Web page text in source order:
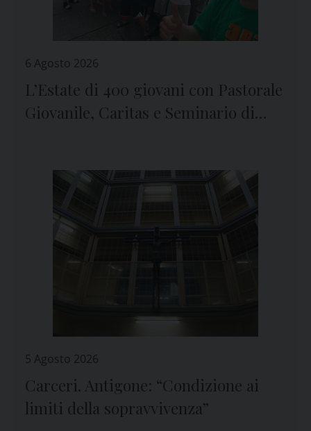
6 Agosto 2026
L’Estate di 400 giovani con Pastorale
Giovanile, Caritas e Seminario di
5 Agosto 2026
Carceri. Antigone: “Condizione ai
limiti della sopravvivenza”